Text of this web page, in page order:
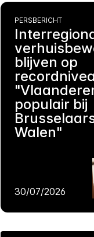
PERSBERICHT
blijven op
populair bij
Walen"
30/07/2026